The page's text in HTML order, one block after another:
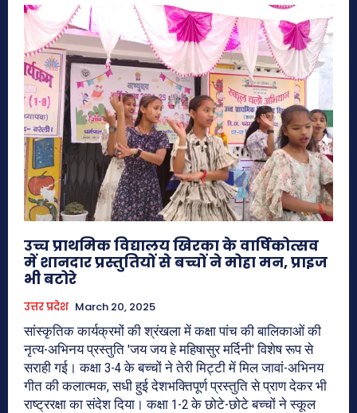
उच्च प्राथमिक विद्यालय खिरका के वार्षिकोत्सव
में शानदार प्रस्तुतियों से बच्चों ने मोहा मन, प्राइज
भी बटोरे
उत्तर प्रदेश March 20, 2025
सांस्कृतिक कार्यक्रमों की श्रंखला में कक्षा पांच की बालिकाओं की
नृत्य-अभिनय प्रस्तुति 'जय जय हे महिषासुर मर्दिनी' विशेष रूप से
सराही गई। कक्षा 3-4 के बच्चों ने तेरी मिट्टी में मिल जावां-अभिनय
गीत की कलात्मक, सधी हुई देशभक्तिपूर्ण प्रस्तुति से प्राण देकर भी
राष्ट्ररक्षा का संदेश दिया। कक्षा 1-2 के छोटे-छोटे बच्चों ने स्कूल